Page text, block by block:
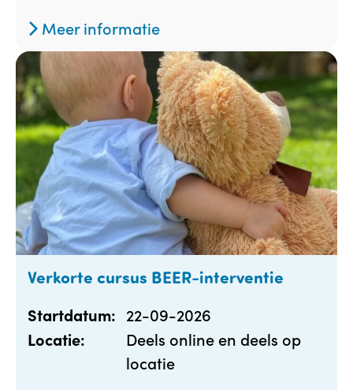
Meer informatie
Verkorte cursus BEER-interventie
Startdatum: 22-09-2026
Locatie:
Deels online en deels op
locatie